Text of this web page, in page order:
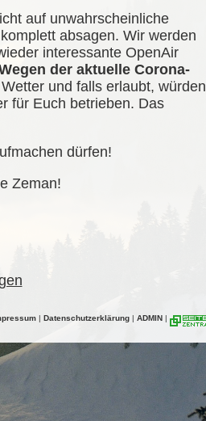
auf unwahrscheinliche
absagen. Wir werden
interessante OpenAir
der aktuelle Corona-
und falls erlaubt, würden
für Euch betrieben. Das
dürfen!
Zeman!
| Datenschutzerklärung | ADMIN |